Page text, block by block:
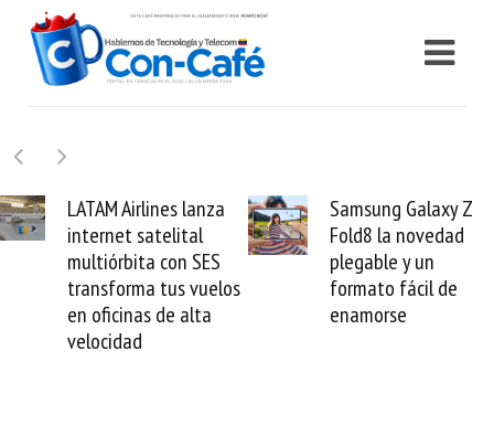
Samsung Galaxy Z
Fold8 la novedad
plegable y un
formato fácil de
enamorse
Cashea levanta 100
millones de dólares y
valida el crédito del
venezolano ante el
mundo